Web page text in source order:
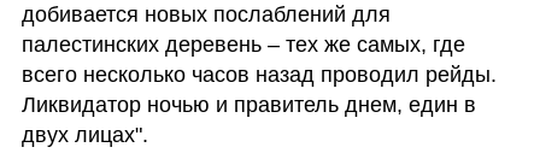
добивается новых послаблений для
палестинских деревень – тех же самых, где
всего несколько часов назад проводил рейды.
Ликвидатор ночью и правитель днем, един в
двух лицах".